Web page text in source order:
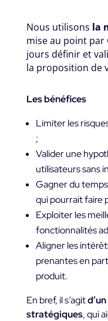
Nous utilisons la
mise au point par
jours définir et
la proposition de
Les bénéfices
Limiter les
;
Valider une
utilisateurs sans
Gagner du
qui pourrait faire
Exploiter les
fonctionnalités
Aligner les
prenantes en
produit.
En bref, il s’agit
stratégiques, qui